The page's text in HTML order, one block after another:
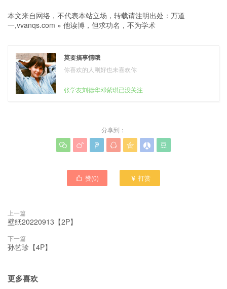
本文来自网络，不代表本站立场，转载请注明出处： 万道
一,vvanqs.com » 他读博，但求功名，不为学术
莫要搞事情哦
你喜欢的人刚好也未喜欢你
张学友刘德华邓紫琪已没关注
分享到：
      
 赞(0)  打赏
上一篇
壁纸20220913【2P】
下一篇
孙艺珍【4P】
更多喜欢